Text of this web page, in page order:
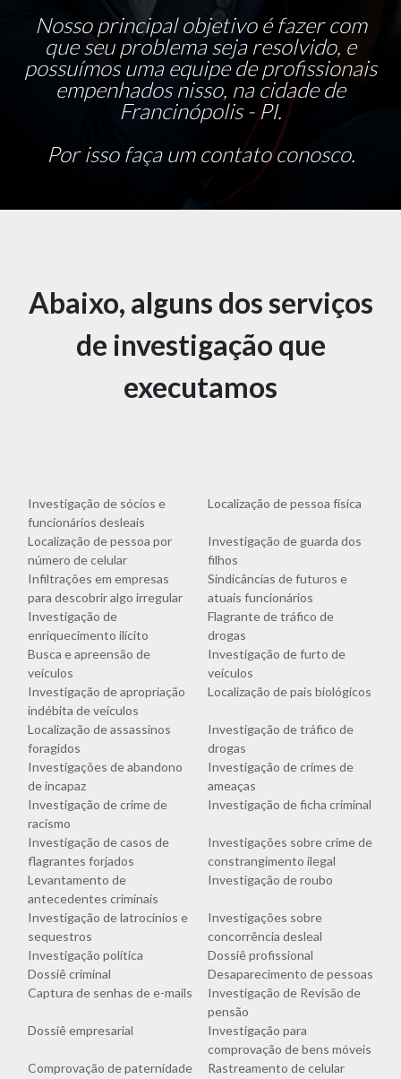
Nosso principal objetivo é fazer com
que seu problema seja resolvido, e
possuímos uma equipe de profissionais
empenhados nisso, na cidade de
Francinópolis - PI.
Por isso faça um contato conosco.
Abaixo, alguns dos serviços
de investigação que
executamos
Investigação de sócios e
funcionários desleais
Localização de pessoa física
Localização de pessoa por
número de celular
Investigação de guarda dos
filhos
Infiltrações em empresas
para descobrir algo irregular
Sindicâncias de futuros e
atuais funcionários
Investigação de
enriquecimento ilícito
Flagrante de tráfico de
drogas
Busca e apreensão de
veículos
Investigação de furto de
veículos
Investigação de apropriação
indébita de veículos
Localização de pais biológicos
Localização de assassinos
foragidos
Investigação de tráfico de
drogas
Investigações de abandono
de incapaz
Investigação de crimes de
ameaças
Investigação de crime de
racismo
Investigação de ficha criminal
Investigação de casos de
flagrantes forjados
Investigações sobre crime de
constrangimento ilegal
Levantamento de
antecedentes criminais
Investigação de roubo
Investigação de latrocínios e
sequestros
Investigações sobre
concorrência desleal
Investigação política
Dossiê profissional
Dossiê criminal
Desaparecimento de pessoas
Captura de senhas de e-mails
Investigação de Revisão de
pensão
Dossiê empresarial
Investigação para
comprovação de bens móveis
Comprovação de paternidade
Rastreamento de celular